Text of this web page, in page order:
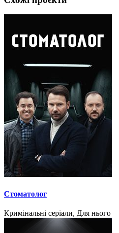
Стоматолог
Кримінальні серіали, Для нього